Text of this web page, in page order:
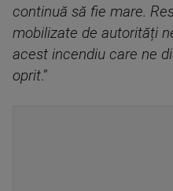
continuă să fie mare.
mobilizate de autorități
acest incendiu care ne
oprit.”